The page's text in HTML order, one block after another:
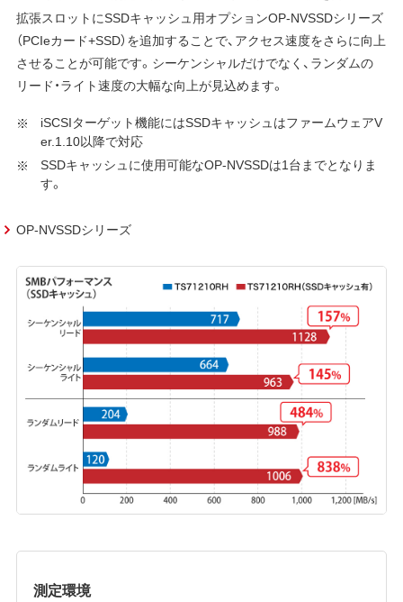
拡張スロットにSSDキャッシュ用オプションOP-NVSSDシリーズ
（PCIeカード+SSD）を追加することで、アクセス速度をさらに向上
させることが可能です。シーケンシャルだけでなく、ランダムの
リード・ライト速度の大幅な向上が見込めます。
iSCSIターゲット機能にはSSDキャッシュはファームウェアV
er.1.10以降で対応
SSDキャッシュに使用可能なOP-NVSSDは1台までとなりま
す。
OP-NVSSDシリーズ
測定環境